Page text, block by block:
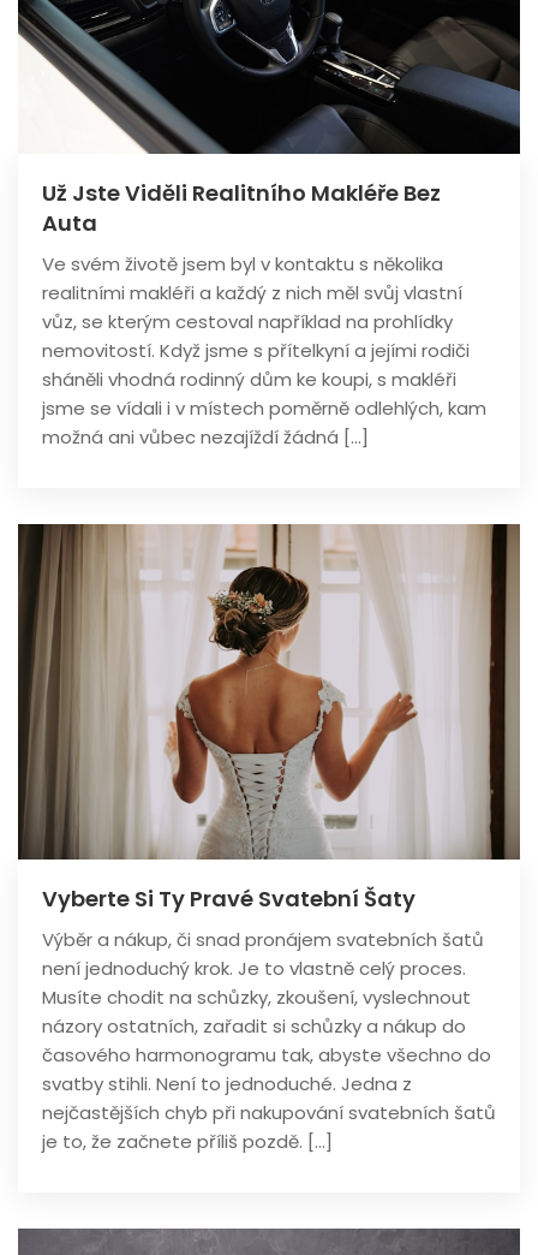
Už Jste Viděli Realitního Makléře Bez
Auta
Ve svém životě jsem byl v kontaktu s několika
realitními makléři a každý z nich měl svůj vlastní
vůz, se kterým cestoval například na prohlídky
nemovitostí. Když jsme s přítelkyní a jejími rodiči
sháněli vhodná rodinný dům ke koupi, s makléři
jsme se vídali i v místech poměrně odlehlých, kam
možná ani vůbec nezajíždí žádná […]
Vyberte Si Ty Pravé Svatební Šaty
Výběr a nákup, či snad pronájem svatebních šatů
není jednoduchý krok. Je to vlastně celý proces.
Musíte chodit na schůzky, zkoušení, vyslechnout
názory ostatních, zařadit si schůzky a nákup do
časového harmonogramu tak, abyste všechno do
svatby stihli. Není to jednoduché. Jedna z
nejčastějších chyb při nakupování svatebních šatů
je to, že začnete příliš pozdě. […]